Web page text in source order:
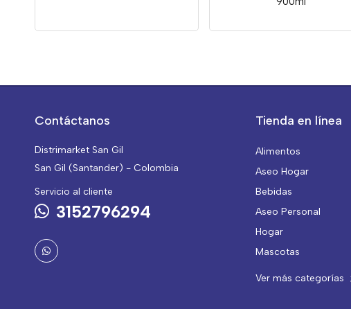
Contáctanos
Distrimarket San Gil
San Gil (Santander) - Colombia
Servicio al cliente
3152796294
Tienda en línea
Alimentos
Aseo Hogar
Bebidas
Aseo Personal
Hogar
Mascotas
Ver más categorías